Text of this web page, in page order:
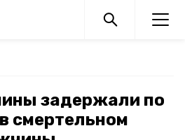
задержали по
смертельном